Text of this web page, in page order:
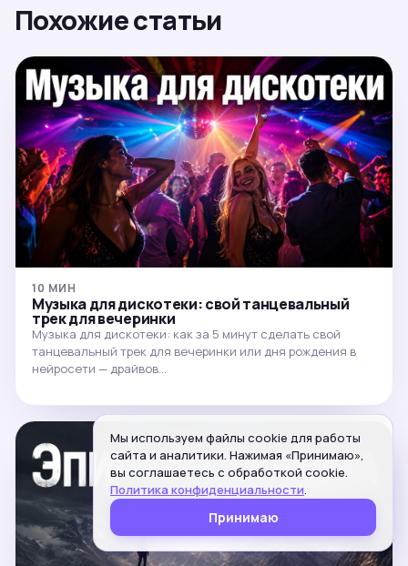
Похожие статьи
10 МИН
Музыка для дискотеки: свой танцевальный
трек для вечеринки
Музыка для дискотеки: как за 5 минут сделать свой
танцевальный трек для вечеринки или дня рождения в
нейросети — драйвов…
Мы используем файлы cookie для работы
сайта и аналитики. Нажимая «Принимаю»,
вы соглашаетесь с обработкой cookie.
Политика конфиденциальности.
Принимаю